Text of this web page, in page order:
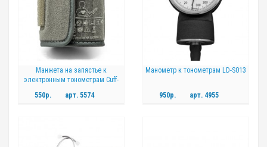
Манжета на запястье к
электронным тонометрам Cuff-
550р. арт. 5574
Манометр к тонометрам LD-S013
950р. арт. 4955